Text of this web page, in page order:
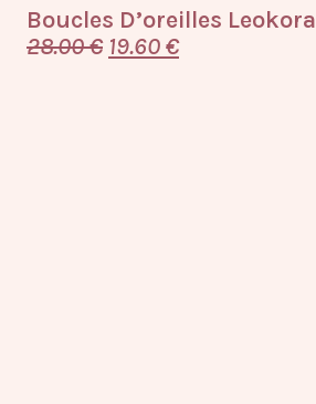
Boucles D’oreilles Leokora
28.00€ 19.60€